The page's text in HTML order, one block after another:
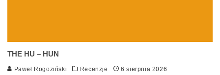
THE HU – HUN
Paweł Rogoziński Recenzje 6 sierpnia 2026